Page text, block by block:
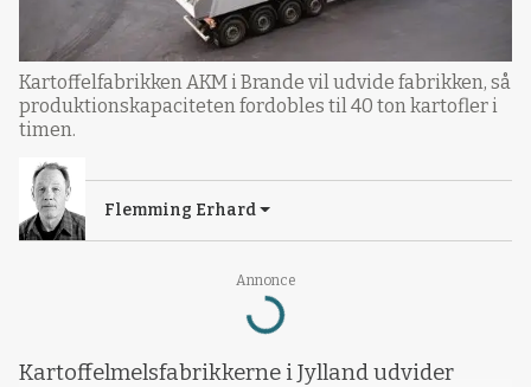
Annonce
Loading...
Kartoffelfabrikken AKM i Brande vil udvide fabrikken, så
produktionskapaciteten fordobles til 40 ton kartofler i
timen.
Flemming Erhard
Kartoffelmelsfabrikkerne i Jylland udvider